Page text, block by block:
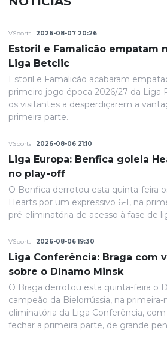
VSports 2026-08-07 20:26
Estoril e Famalicão empatam
Liga Betclic
Estoril e Famalicão acabaram
primeiro jogo época 2026/27 da Liga
os visitantes a desperdiçarem a
primeira parte.
VSports 2026-08-06 21:10
Liga Europa: Benfica goleia
no play-off
O Benfica derrotou esta quinta-feira
Hearts por um expressivo 6-1, na
pré-eliminatória de acesso à fase de
VSports 2026-08-06 19:30
Liga Conferência: Braga com
sobre o Dínamo Minsk
O Braga derrotou esta quinta-feira o
campeão da Bielorrússia, na
eliminatória da Liga Conferência,
fechar a primeira parte, de grande